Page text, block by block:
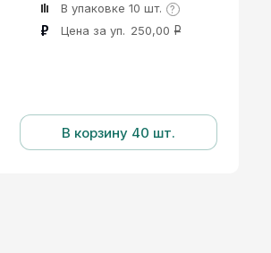
В упаковке 10 шт. ?
Цена за уп. 250,00 Р
В корзину 40 шт.